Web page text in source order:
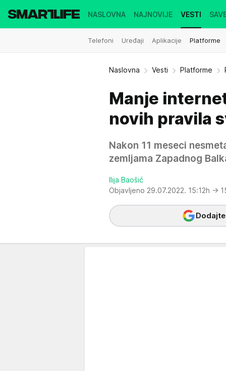
NASLOVNA NAJNOVIJE VESTI
Telefoni Uređaji Aplikacije Platforme
Naslovna Vesti Platforme
Manje
novih pravila
Nakon 11 meseci
zemljama Zapadnog
Ilija Baošić
Objavljeno 29.07.2022. 15:12h →